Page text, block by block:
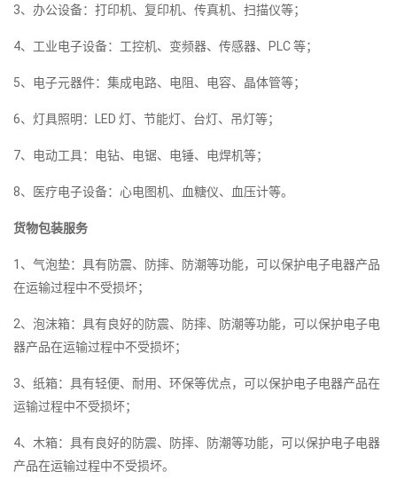
3、办公设备：打印机、复印机、传真机、扫描仪等；
4、工业电子设备：工控机、变频器、传感器、PLC 等；
5、电子元器件：集成电路、电阻、电容、晶体管等；
6、灯具照明：LED 灯、节能灯、台灯、吊灯等；
7、电动工具：电钻、电锯、电锤、电焊机等；
8、医疗电子设备：心电图机、血糖仪、血压计等。
货物包装服务
1、气泡垫：具有防震、防摔、防潮等功能，可以保护电子电器产品
在运输过程中不受损坏；
2、泡沫箱：具有良好的防震、防摔、防潮等功能，可以保护电子电
器产品在运输过程中不受损坏；
3、纸箱：具有轻便、耐用、环保等优点，可以保护电子电器产品在
运输过程中不受损坏；
4、木箱：具有良好的防震、防摔、防潮等功能，可以保护电子电器
产品在运输过程中不受损坏。